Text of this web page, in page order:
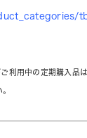
利用中の定期購入品